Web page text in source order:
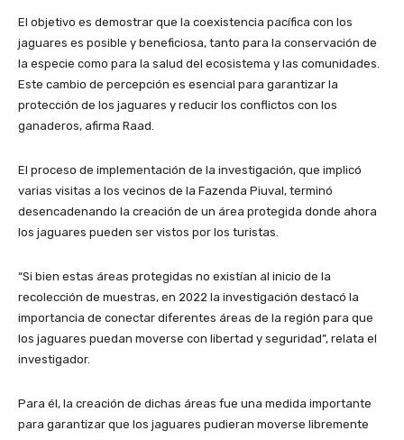
El objetivo es demostrar que la coexistencia pacífica con los
jaguares es posible y beneficiosa, tanto para la conservación de
la especie como para la salud del ecosistema y las comunidades.
Este cambio de percepción es esencial para garantizar la
protección de los jaguares y reducir los conflictos con los
ganaderos, afirma Raad.
El proceso de implementación de la investigación, que implicó
varias visitas a los vecinos de la Fazenda Piuval, terminó
desencadenando la creación de un área protegida donde ahora
los jaguares pueden ser vistos por los turistas.
“Si bien estas áreas protegidas no existían al inicio de la
recolección de muestras, en 2022 la investigación destacó la
importancia de conectar diferentes áreas de la región para que
los jaguares puedan moverse con libertad y seguridad”, relata el
investigador.
Para él, la creación de dichas áreas fue una medida importante
para garantizar que los jaguares pudieran moverse libremente